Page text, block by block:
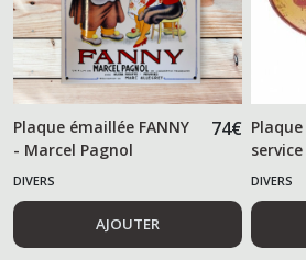
Plaque émaillée FANNY
- Marcel Pagnol
74€
DIVERS
AJOUTER
service
DIVERS